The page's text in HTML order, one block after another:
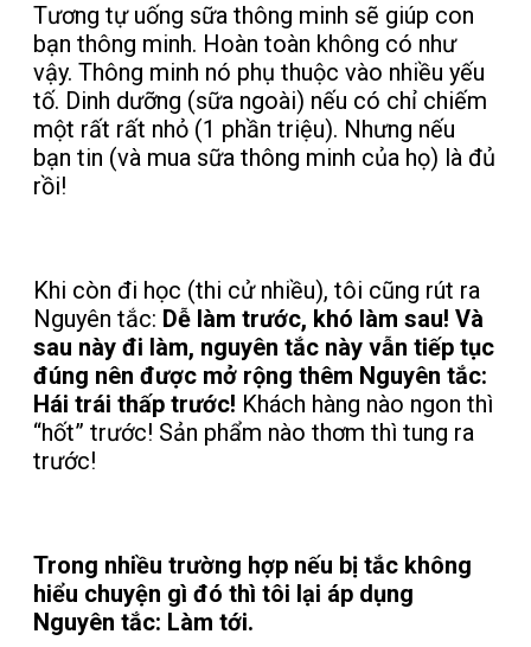
Tương tự uống sữa thông minh sẽ giúp con
bạn thông minh. Hoàn toàn không có như
vậy. Thông minh nó phụ thuộc vào nhiều yếu
tố. Dinh dưỡng (sữa ngoài) nếu có chỉ chiếm
một rất rất nhỏ (1 phần triệu). Nhưng nếu
bạn tin (và mua sữa thông minh của họ) là đủ
rồi!
Khi còn đi học (thi cử nhiều), tôi cũng rút ra
Nguyên tắc: Dễ làm trước, khó làm sau! Và
sau này đi làm, nguyên tắc này vẫn tiếp tục
đúng nên được mở rộng thêm Nguyên tắc:
Hái trái thấp trước! Khách hàng nào ngon thì
“hốt” trước! Sản phẩm nào thơm thì tung ra
trước!
Trong nhiều trường hợp nếu bị tắc không
hiểu chuyện gì đó thì tôi lại áp dụng
Nguyên tắc: Làm tới.